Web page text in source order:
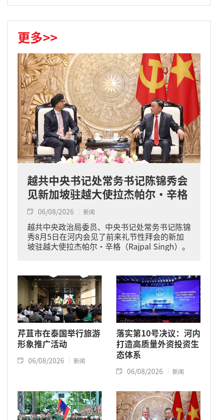
更多>>
越共中央书记处常务书记陈锦秀会
见新加坡驻越大使拉杰帕尔·辛格
06/08/2026 新闻
越共中央政治局委员、中央书记处常务书记陈锦
秀8月5日在河内会见了前来礼节性拜会的新加
坡驻越大使拉杰帕尔·辛格（Rajpal Singh）。
芹苴市在泰国举行旅游
形象推广活动
06/08/2026 新闻
落实第10号决议：河内
打造高质量外资投资生
态体系
06/08/2026 新闻